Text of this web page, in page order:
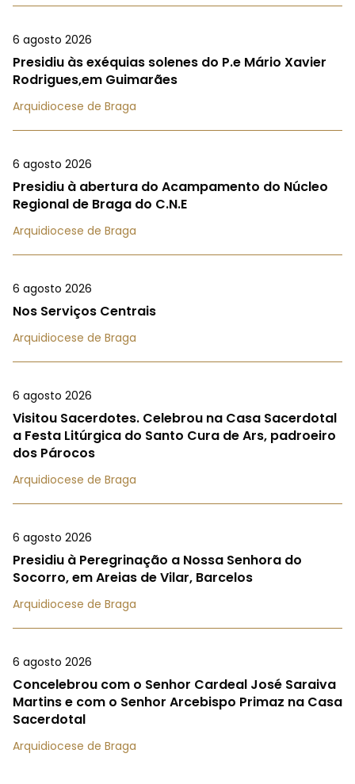
6 agosto 2026
Presidiu às exéquias solenes do P.e Mário Xavier
Rodrigues,em Guimarães
Arquidiocese de Braga
6 agosto 2026
Presidiu à abertura do Acampamento do Núcleo
Regional de Braga do C.N.E
Arquidiocese de Braga
6 agosto 2026
Nos Serviços Centrais
Arquidiocese de Braga
6 agosto 2026
Visitou Sacerdotes. Celebrou na Casa Sacerdotal
a Festa Litúrgica do Santo Cura de Ars, padroeiro
dos Párocos
Arquidiocese de Braga
6 agosto 2026
Presidiu à Peregrinação a Nossa Senhora do
Socorro, em Areias de Vilar, Barcelos
Arquidiocese de Braga
6 agosto 2026
Concelebrou com o Senhor Cardeal José Saraiva
Martins e com o Senhor Arcebispo Primaz na Casa
Sacerdotal
Arquidiocese de Braga